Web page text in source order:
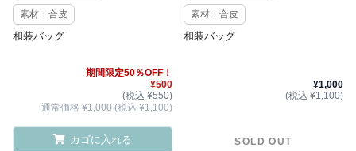
素材：合皮
和装バッグ
期間限定50％OFF！
¥500
(税込 ¥550)
通常価格 ¥1,000 (税込 ¥1,100)
カゴに入れる
素材：合皮
和装バッグ
¥1,000
(税込 ¥1,100)
SOLD OUT